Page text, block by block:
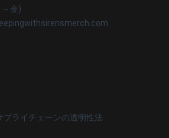
～金)
プライチェーンの透明性法